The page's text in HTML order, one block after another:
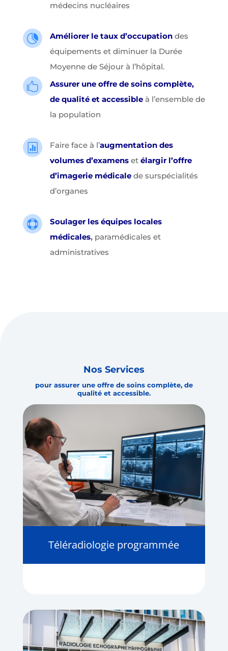
médecins nucléaires
 Améliorer le taux d’occupation des
équipements et diminuer la Durée
Moyenne de Séjour à l’hôpital.
 Assurer une offre de soins complète,
de qualité et accessibleà l’ensemble de
la population
 Faire face à l’augmentation des
volumes d’examens et élargir l’offre
d’imagerie médicalede surspécialités
d’organes

Soulager les équipes locales
médicales,paramédicales et
administratives
Nos Services
pour assurer une offre de soins complète, de
qualité et accessible.
Téléradiologie programmée